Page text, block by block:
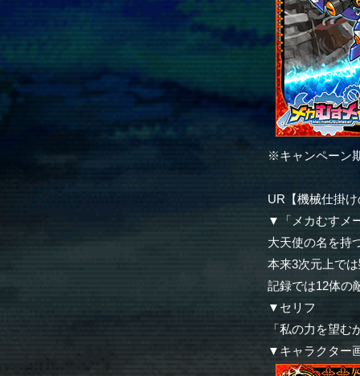
※キャンペーン
UR【機械仕掛
▼「メカむすメ
大天使の名を持
本来3次元上で
記録では12体の
▼セリフ
「私の力を望
▼キャラクター